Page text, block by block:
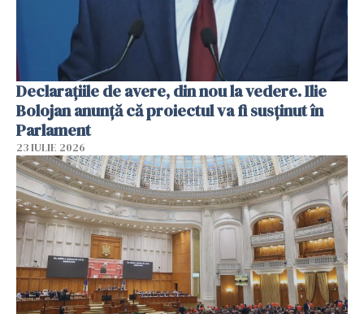
Declarațiile de avere, din nou la vedere. Ilie
Bolojan anunță că proiectul va fi susținut în
Parlament
23 IULIE 2026